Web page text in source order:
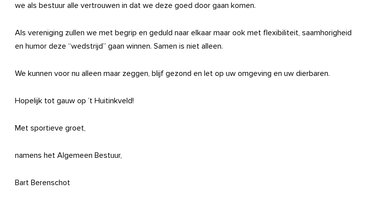
we als bestuur alle vertrouwen in dat we deze goed door gaan komen.
Als vereniging zullen we met begrip en geduld naar elkaar maar ook met flexibiliteit, saamhorigheid
en humor deze “wedstrijd” gaan winnen. Samen is niet alleen.
We kunnen voor nu alleen maar zeggen, blijf gezond en let op uw omgeving en uw dierbaren.
Hopelijk tot gauw op ’t Huitinkveld!
Met sportieve groet,
namens het Algemeen Bestuur,
Bart Berenschot